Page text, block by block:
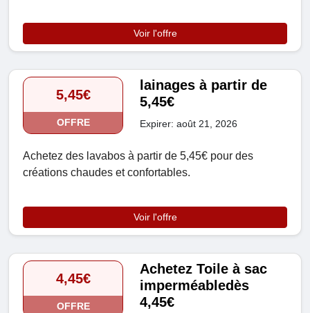
Voir l'offre
5,45€
OFFRE
lainages à partir de
5,45€
Expirer: août 21, 2026
Achetez des lavabos à partir de 5,45€ pour des
créations chaudes et confortables.
Voir l'offre
4,45€
OFFRE
Achetez Toile à sac
imperméabledès
4,45€